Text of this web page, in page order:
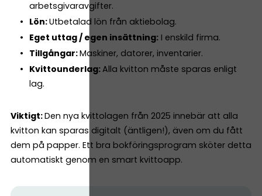
arbetsgivaravgifter.
Lön:Utbetalad lön från aktiebolag.
Eget uttag / egen insättning:I enskild firma.
Tillgångar:Maskiner, datorer, inventarier.
Kvittounderlag:Alla kvitton måste sparas enligt
lag.
Viktigt:Den nya kvittolagen från 2025 innebär att alla
kvitton kan sparas digitalt (äntligen!), även om du fått
dem på papper. Ett bra bokföringsprogram sköter detta
automatiskt genom en smart kvittoapp.